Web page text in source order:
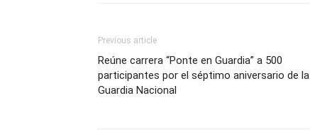
Previous article
Reúne carrera “Ponte en Guardia” a 500
participantes por el séptimo aniversario de la
Guardia Nacional